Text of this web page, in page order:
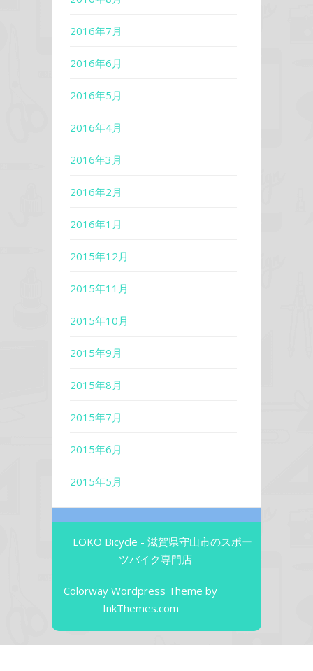
2016年7月
2016年6月
2016年5月
2016年4月
2016年3月
2016年2月
2016年1月
2015年12月
2015年11月
2015年10月
2015年9月
2015年8月
2015年7月
2015年6月
2015年5月
LOKO Bicycle - 滋賀県守山市のスポー
ツバイク専門店
Colorway Wordpress Theme by
InkThemes.com